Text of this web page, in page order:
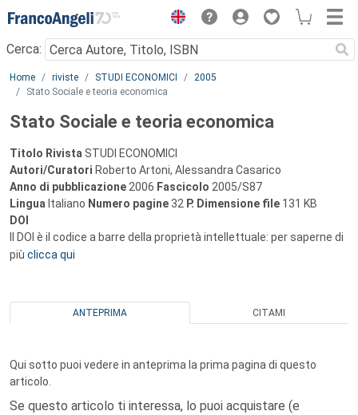
Menu
Cerca:
Main content
Home riviste STUDI ECONOMICI
2005
Stato Sociale e teoria economica
Stato Sociale e teoria economica
Titolo Rivista STUDI ECONOMICI
Autori/Curatori Roberto Artoni, Alessandra Casarico
Anno di pubblicazione 2006 Fascicolo 2005/S87
Lingua Italiano Numero pagine 32 P. Dimensione file 131 KB
DOI
Il DOI è il codice a barre della proprietà intellettuale: per saperne di
più clicca qui
ANTEPRIMA CITAMI
Qui sotto puoi vedere in anteprima la prima pagina di questo
articolo.
Se questo articolo ti interessa, lo puoi acquistare (e